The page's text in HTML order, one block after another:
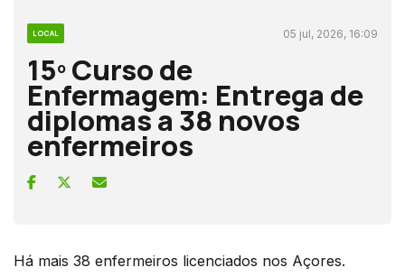
LOCAL 05 jul, 2026, 16:09
15º Curso de
Enfermagem: Entrega de
diplomas a 38 novos
enfermeiros
Há mais 38 enfermeiros licenciados nos Açores.